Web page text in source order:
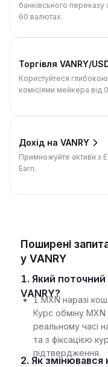
банківського
60 валютах.
Торгівля VANRY/
Користуйтеся глибокою
комісіями мейкера від
Дохід на VANRY
Примножуйте активи з
Earn.
Поширені
у VANRY
1. Який поточний курс обміну за 1 MXN на
VANRY?
1 MXN наразі
Курс обміну
реальному часі
та з фіксацією
підтвердження.
2. Як змінювався курс MXN до VANRY за 24